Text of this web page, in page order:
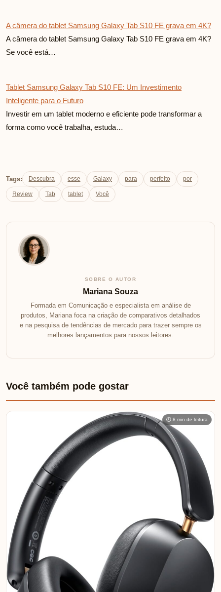
A câmera do tablet Samsung Galaxy Tab S10 FE grava em 4K?
A câmera do tablet Samsung Galaxy Tab S10 FE grava em 4K?
Se você está…
Tablet Samsung Galaxy Tab S10 FE: Um Investimento
Inteligente para o Futuro
Investir em um tablet moderno e eficiente pode transformar a
forma como você trabalha, estuda…
Tags: Descubra esse Galaxy para perfeito por
Review Tab tablet Você
SOBRE O AUTOR
Mariana Souza
Formada em Comunicação e especialista em análise de
produtos, Mariana foca na criação de comparativos detalhados
e na pesquisa de tendências de mercado para trazer sempre os
melhores lançamentos para nossos leitores.
Você também pode gostar
⏱ 8 min de leitura